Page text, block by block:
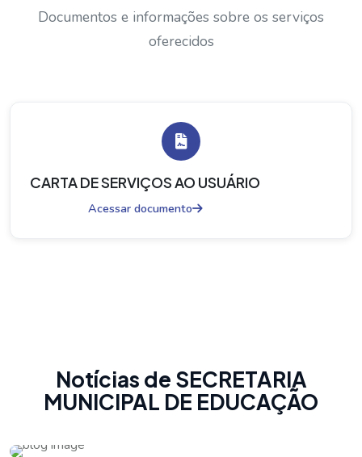
Documentos e informações sobre os serviços
oferecidos
CARTA DE SERVIÇOS AO USUÁRIO
Acessar documento
Notícias de SECRETARIA
MUNICIPAL DE EDUCAÇÃO